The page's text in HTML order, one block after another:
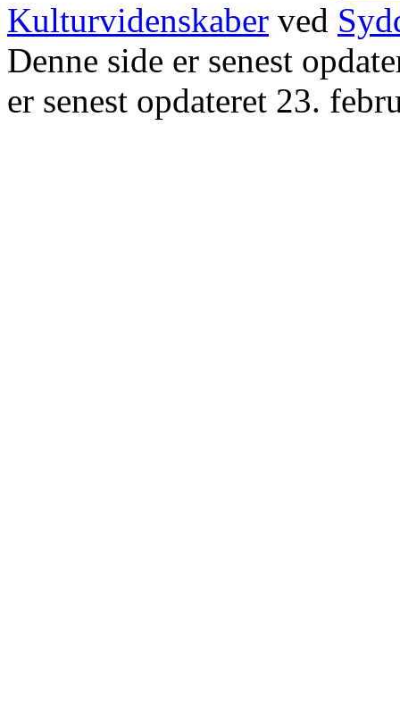
Kulturvidenskaber ved
Denne side er senest
er senest opdateret 23.